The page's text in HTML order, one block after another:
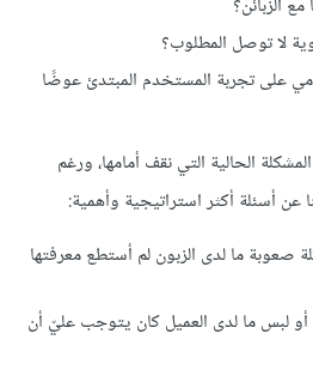
لاتوصل المطلوب؟
علىتجربة المستخدم المبتدئعوضًا
المشكلة الحالية التينقف أمامها،ورغم
عن أسئلة أكثراستراتيجية وأهمية:
صعوبةمالدى الزبونلم أستطعمعرفتها
أولبسمالدى العميلكان يتوجبعليّ أن